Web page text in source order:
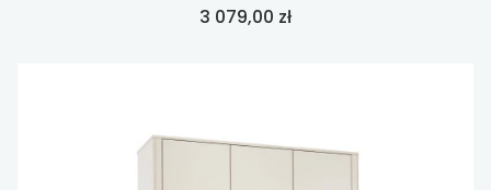
Cena
3 079,00 zł